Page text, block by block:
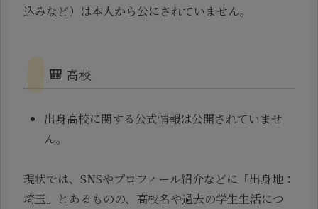
込みなど）は本人から公にされていません。
🎒 高校
出身高校に関する公式情報は公開されていませ
ん。
現状では、SNSやプロフィール紹介などに「出身地：
埼玉」とあるものの、高校名や過去の学生生活につ